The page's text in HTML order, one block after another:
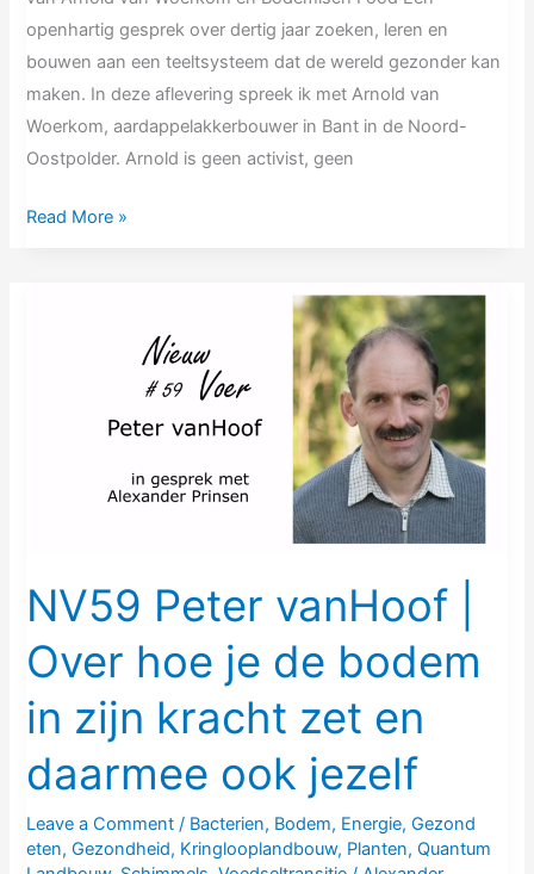
openhartig gesprek over dertig jaar zoeken, leren en
bouwen aan een teeltsysteem dat de wereld gezonder kan
maken. In deze aflevering spreek ik met Arnold van
Woerkom, aardappelakkerbouwer in Bant in de Noord-
Oostpolder. Arnold is geen activist, geen
Read More »
NV59 Peter vanHoof |
Over hoe je de bodem
in zijn kracht zet en
daarmee ook jezelf
Leave a Comment / Bacterien, Bodem, Energie,Gezond
eten,Gezondheid, Kringlooplandbouw, Planten,Quantum
in
zijn
kracht
zet
en
ook
jezelf